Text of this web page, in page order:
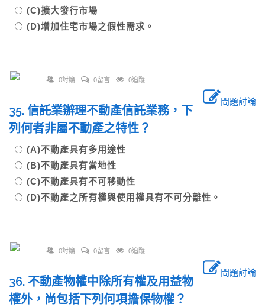
(C)擴大發行市場
(D)增加住宅市場之假性需求。
0討論 0留言 0追蹤
問題討論
35. 信託業辦理不動產信託業務，下
列何者非屬不動產之特性？
(A)不動產具有多用途性
(B)不動產具有當地性
(C)不動產具有不可移動性
(D)不動產之所有權與使用權具有不可分離性。
0討論 0留言 0追蹤
問題討論
36. 不動產物權中除所有權及用益物
權外，尚包括下列何項擔保物權？